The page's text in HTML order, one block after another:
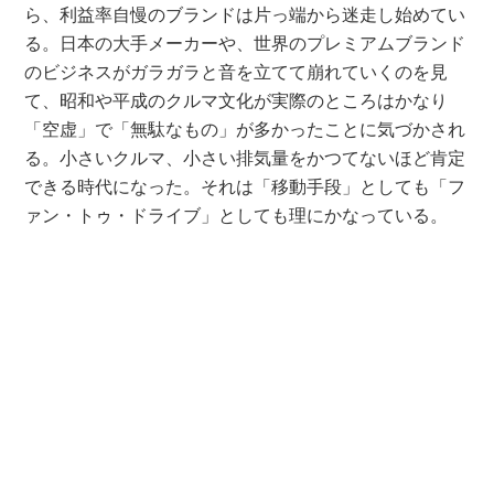
ら、利益率自慢のブランドは片っ端から迷走し始めてい
る。日本の大手メーカーや、世界のプレミアムブランド
のビジネスがガラガラと音を立てて崩れていくのを見
て、昭和や平成のクルマ文化が実際のところはかなり
「空虚」で「無駄なもの」が多かったことに気づかされ
る。小さいクルマ、小さい排気量をかつてないほど肯定
できる時代になった。それは「移動手段」としても「フ
ァン・トゥ・ドライブ」としても理にかなっている。